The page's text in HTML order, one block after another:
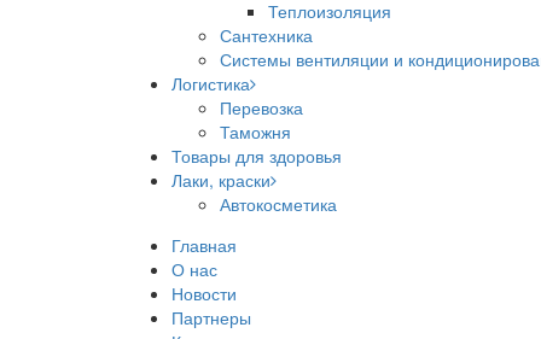
Теплоизоляция
Сантехника
Системы вентиляции и
Логистика
Перевозка
Таможня
Товары для здоровья
Лаки, краски
Автокосметика
Главная
О нас
Новости
Партнеры